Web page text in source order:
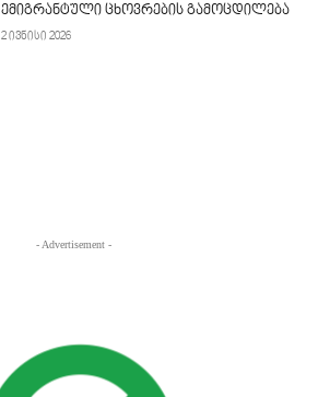
ემიგრანტული ცხოვრების გამოცდილება
2 ივნისი 2026
- Advertisement -